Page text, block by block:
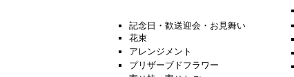
記念日・歓送迎会・お見舞い
花束
アレンジメント
プリザーブドフラワー